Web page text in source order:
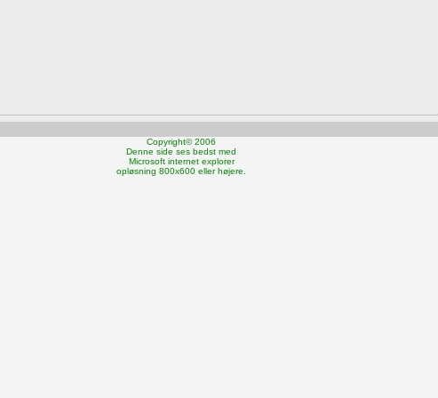
Copyright© 2006
Denne side ses bedst med
Microsoft internet explorer
opløsning 800x600 eller højere.